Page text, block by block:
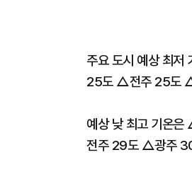
주요 도시 예상 최
25도 △전주 25도
예상 낮 최고 기온
전주 29도 △광주